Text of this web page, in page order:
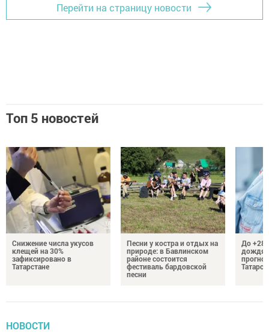
Перейти на страницу новости
Топ 5 новостей
Снижение числа укусов
клещей на 30%
зафиксировано в
Татарстане
Песни у костра и отдых на
природе: в Бавлинском
районе состоится
фестиваль бардовской
песни
До +28
НОВОСТИ